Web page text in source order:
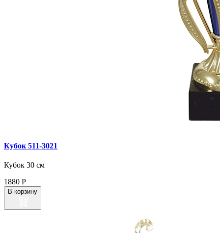
Кубок 511‑3021
Кубок 30 см
1880 Р
В корзину